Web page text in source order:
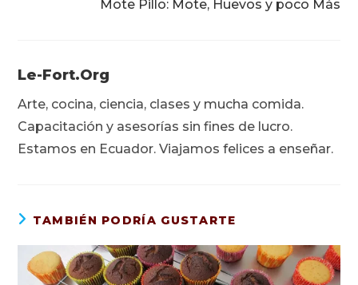
Mote Pillo: Mote, Huevos y poco Más
Le-Fort.org
Arte, cocina, ciencia, clases y mucha comida.
Capacitación y asesorías sin fines de lucro.
Estamos en Ecuador. Viajamos felices a enseñar.
TAMBIÉN PODRÍA GUSTARTE